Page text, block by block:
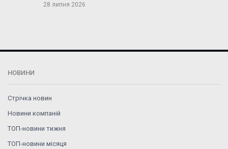
28 липня 2026
НОВИНИ
Стрічка новин
Новини компаній
ТОП-новини тижня
ТОП-новини місяця